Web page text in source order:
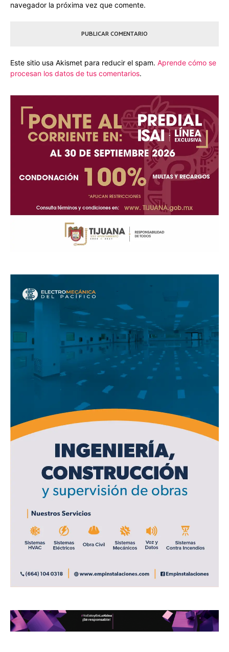
navegador la próxima vez que comente.
Este sitio usa Akismet para reducir el spam. Aprende cómo se
procesan los datos de tus comentarios.